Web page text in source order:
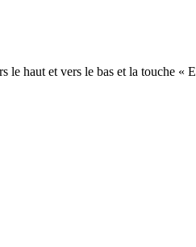
haut et vers le bas et la touche «